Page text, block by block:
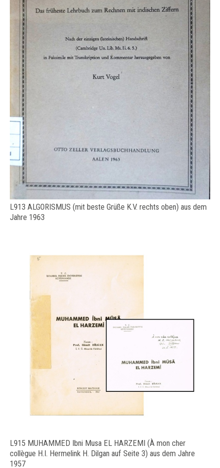
L913 ALGORISMUS (mit beste Grüße K.V. rechts oben) aus dem
Jahre 1963
L915 MUHAMMED Ibni Musa EL HARZEMI (À mon cher
collègue H.I. Hermelink H. Dilgan auf Seite 3) aus dem Jahre
1957